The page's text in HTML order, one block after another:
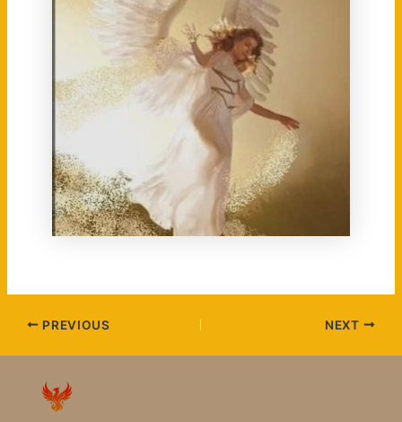
PREVIOUS NEXT